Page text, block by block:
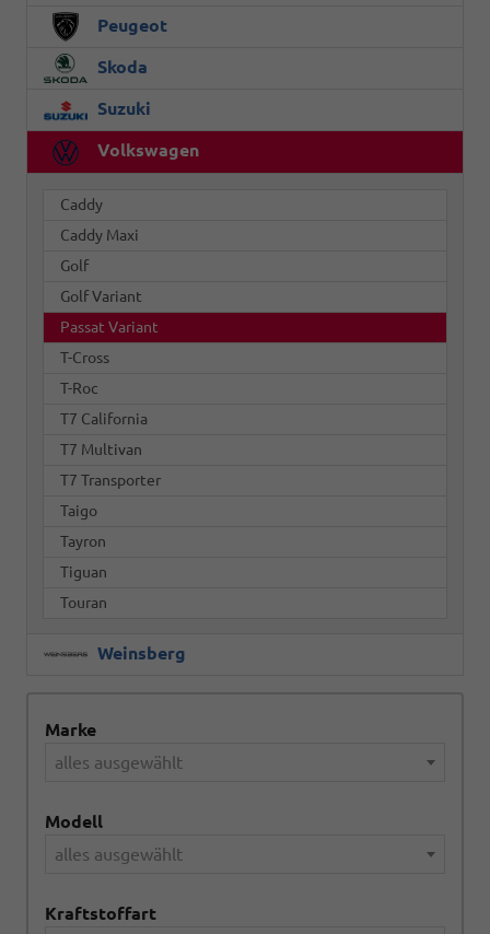
Peugeot
Skoda
Suzuki
Volkswagen
Caddy
Caddy Maxi
Golf
Golf Variant
Passat Variant
T-Cross
T-Roc
T7 California
T7 Multivan
T7 Transporter
Taigo
Tayron
Tiguan
Touran
Weinsberg
Marke
alles ausgewählt
Modell
alles ausgewählt
Kraftstoffart